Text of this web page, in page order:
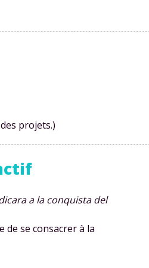
des projets.)
a la conquista del
de se consacrer à la
scolaire ?
pendant 24h